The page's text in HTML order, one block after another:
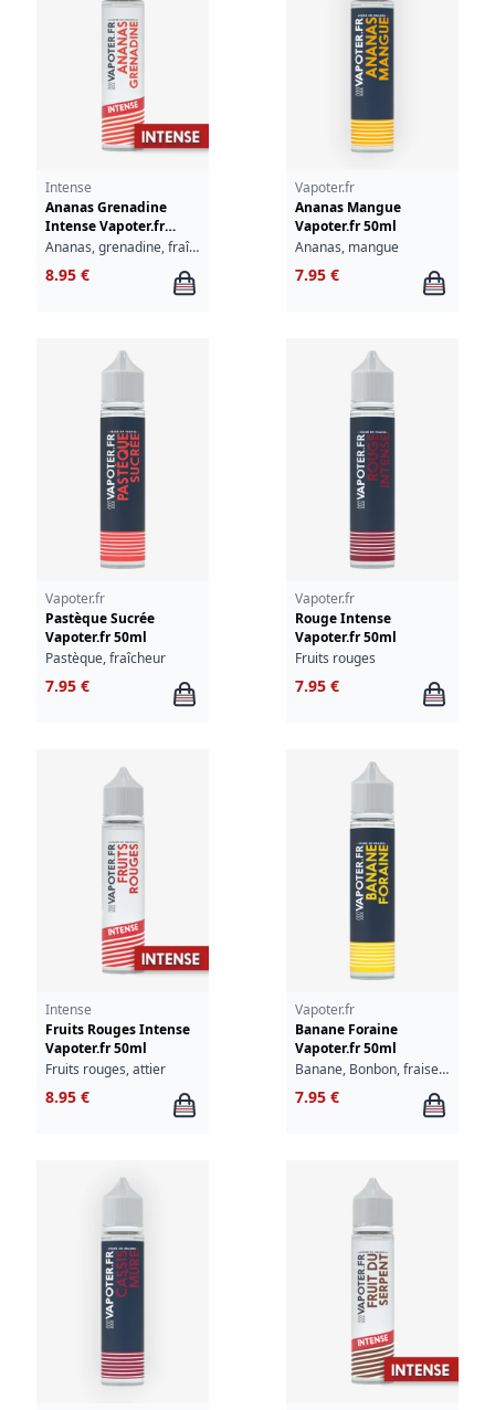
Intense
Ananas Grenadine
Intense Vapoter.fr
50ml
Ananas, grenadine, fraîcheur
8.95 €
Vapoter.fr
Ananas Mangue
Vapoter.fr 50ml
Ananas, mangue
7.95 €
Vapoter.fr
Pastèque Sucrée
Vapoter.fr 50ml
Pastèque, fraîcheur
7.95 €
Vapoter.fr
Rouge Intense
Vapoter.fr 50ml
Fruits rouges
7.95 €
Intense
Fruits Rouges Intense
Vapoter.fr 50ml
Fruits rouges, attier
8.95 €
Vapoter.fr
Banane Foraine
Vapoter.fr 50ml
Banane, Bonbon, fraise, fraîcheur
7.95 €